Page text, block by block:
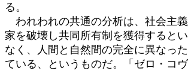
る。
われわれの共通の分析は、社会主
家を破壊し共同所有制を獲得すると
なく、人間と自然間の完全に異なっ
ている、というものだ。「ゼロ・コ